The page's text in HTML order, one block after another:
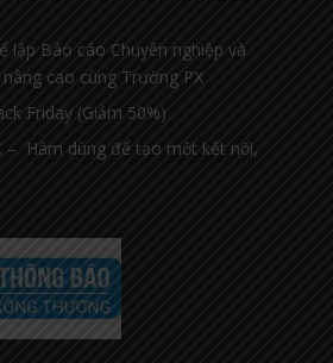
lập Báo cáo Chuyên nghiệp và
cao cùng Trường PX
Friday (Giảm 50%)
– Hàm dùng để tạo một kết nối,